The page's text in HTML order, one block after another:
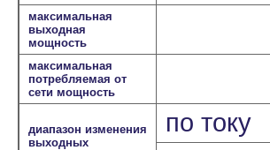
максимальная
выходная
мощность
максимальная
потребляемая от
сети мощность
диапазон изменения
выходных
по току